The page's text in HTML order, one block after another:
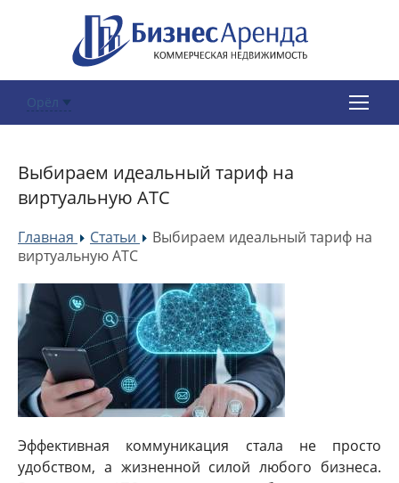
Орёл
Выбираем идеальный тариф на
виртуальную АТС
Главная »Статьи »Выбираем идеальный тариф на
виртуальную АТС
Эффективная коммуникация стала не просто
удобством, а жизненной силой любого бизнеса.